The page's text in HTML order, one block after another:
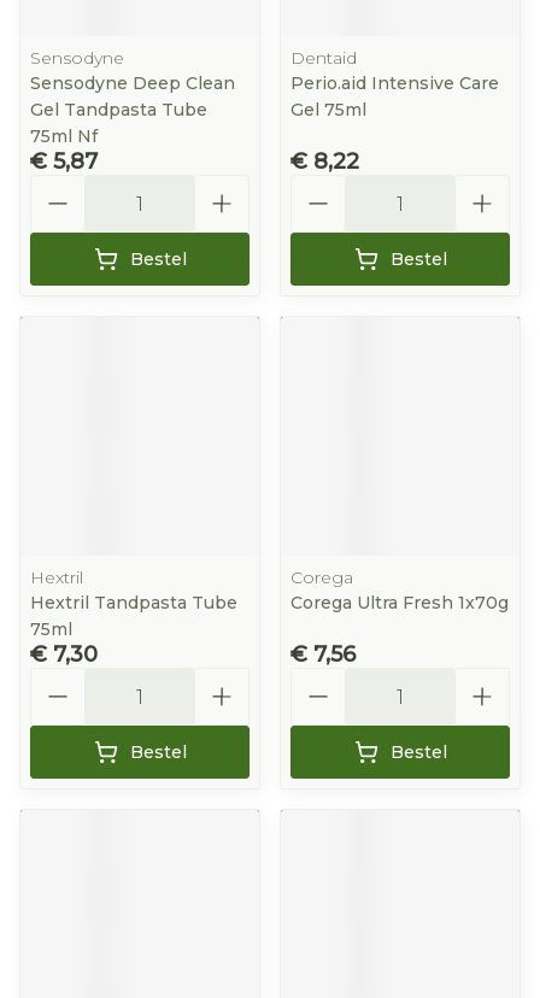
Sensodyne
Sensodyne Deep Clean
Gel Tandpasta Tube
75ml Nf
€ 5,87
Bestel
Dentaid
Perio.aid Intensive Care
Gel 75ml
€ 8,22
Bestel
Hextril
Hextril Tandpasta Tube
75ml
€ 7,30
Bestel
Corega
Corega Ultra Fresh 1x70g
€ 7,56
Bestel